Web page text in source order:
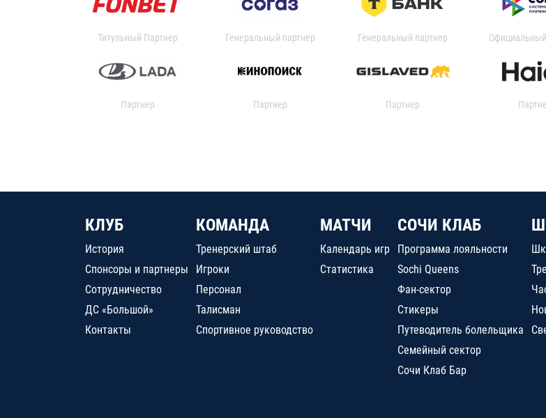
Титульный Партнер Генеральный партнер Генеральный партнер
Партнер Партнер Партнер
КЛУБ
История
Спонсоры и партнеры
Сотрудничество
ДС «Большой»
Контакты
КОМАНДА
Тренерский штаб
Игроки
Персонал
Талисман
Спортивное руководство
МАТЧИ
Календарь игр
Статистика
СОЧИ КЛАБ
Программа лояльности
Sochi Queens
Фан-сектор
Стикеры
Путеводитель болельщика
Семейный сектор
Сочи Клаб Бар